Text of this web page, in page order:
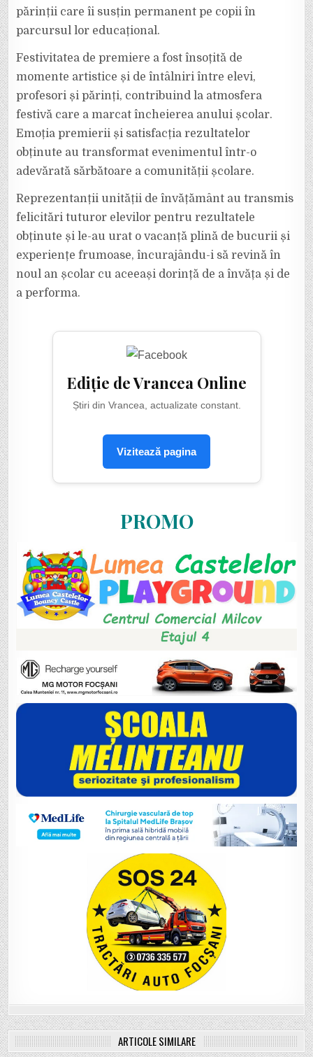
părinții care îi susțin permanent pe copii în
parcursul lor educațional.
Festivitatea de premiere a fost însoțită de
momente artistice și de întâlniri între elevi,
profesori și părinți, contribuind la atmosfera
festivă care a marcat încheierea anului școlar.
Emoția premierii și satisfacția rezultatelor
obținute au transformat evenimentul într-o
adevărată sărbătoare a comunității școlare.
Reprezentanții unității de învățământ au transmis
felicitări tuturor elevilor pentru rezultatele
obținute și le-au urat o vacanță plină de bucurii și
experiențe frumoase, încurajându-i să revină în
noul an școlar cu aceeași dorință de a învăța și de
a performa.
Ediție de Vrancea Online
Știri din Vrancea, actualizate constant.
Vizitează pagina
PROMO
ARTICOLE SIMILARE